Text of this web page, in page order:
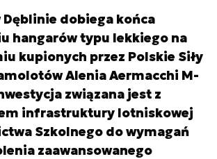
dobiega końca
hangarów typu lekkiego na
kupionych przez Polskie Siły
Alenia Aermacchi M-
związana jest z
infrastruktury lotniskowej
Szkolnego do wymagań
zaawansowanego